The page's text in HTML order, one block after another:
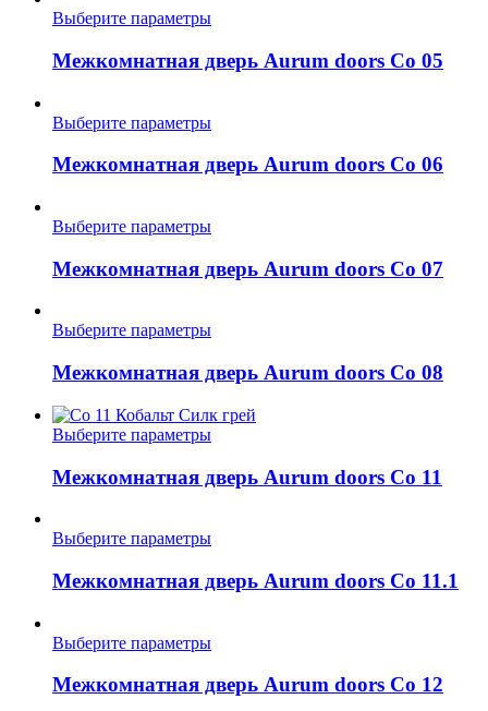
Опции
можно
выбрать
на
Выберите параметрыЭтот
имеет
несколько
можно
выбрать
на
Межкомнатная дверь Aurum doors Co 05
Выберите параметрыЭтот
имеет
несколько
Опции
можно
выбрать
на
Межкомнатная дверь Aurum doors Co 06
Выберите параметрыЭтот
имеет
несколько
Опции
можно
выбрать
на
товара.
Межкомнатная дверь Aurum doors Co 07
Выберите параметрыЭтот
имеет
несколько
вариаций.
Опции
можно
выбрать
на
Межкомнатная дверь Aurum doors Co 08
Выберите параметрыЭтот
имеет
несколько
Опции
можно
выбрать
на
Межкомнатная дверь Aurum doors Co 11
Выберите параметрыЭтот
имеет
несколько
можно
выбрать
на
Межкомнатная дверь Aurum doors Co 11.1
Выберите параметрыЭтот
имеет
несколько
Межкомнатная дверь Aurum doors Co 12